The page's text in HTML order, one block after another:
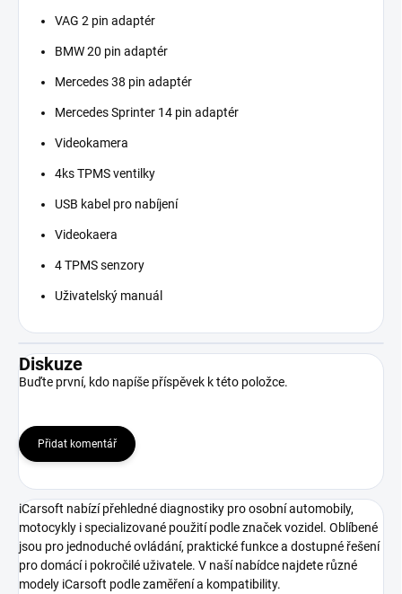
VAG 2 pin adaptér
BMW 20 pin adaptér
Mercedes 38 pin adaptér
Mercedes Sprinter 14 pin adaptér
Videokamera
4ks TPMS ventilky
USB kabel pro nabíjení
Videokaera
4 TPMS senzory
Uživatelský manuál
Diskuze
Buďte první, kdo napíše příspěvek k této položce.
Přidat komentář
iCarsoft nabízí přehledné diagnostiky pro osobní automobily,
motocykly i specializované použití podle značek vozidel. Oblíbené
jsou pro jednoduché ovládání, praktické funkce a dostupné řešení
pro domácí i pokročilé uživatele. V naší nabídce najdete různé
modely iCarsoft podle zaměření a kompatibility.